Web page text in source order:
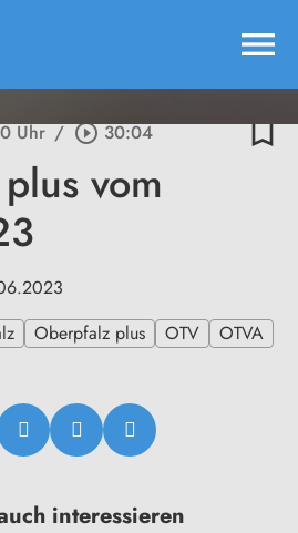
menu
Uhr / play_circle_outline30:04 bookmark_border
vom
Oberpfalz plus OTV
OTVA
interessieren